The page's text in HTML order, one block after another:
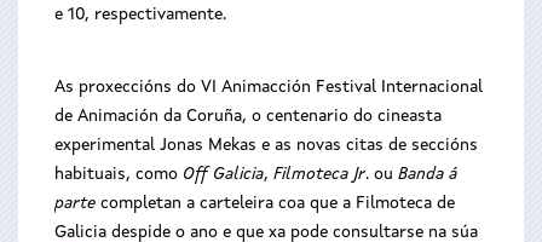
e 10, respectivamente.
As proxeccións do VI Animacción Festival Internacional
de Animación da Coruña, o centenario do cineasta
experimental Jonas Mekas e as novas citas de seccións
habituais, como Off Galicia, Filmoteca Jr. ou Banda á
parte completan a carteleira coa que a Filmoteca de
Galicia despide o ano e que xa pode consultarse na súa